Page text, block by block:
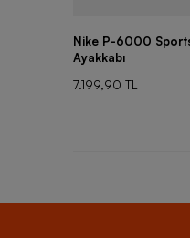
Nike P-6000
Ayakkabı
7.199,90 TL